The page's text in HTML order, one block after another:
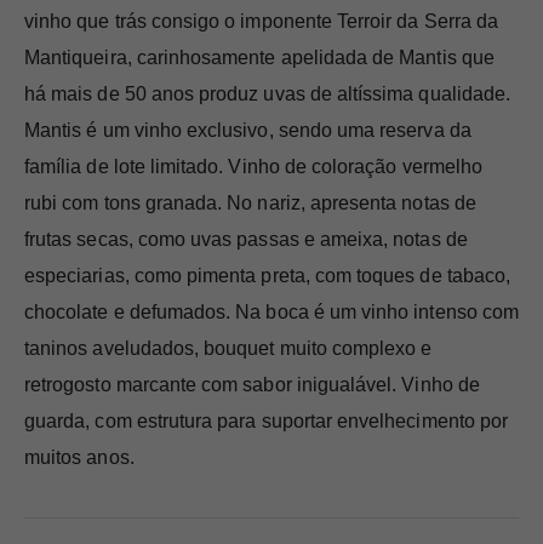
vinho que trás consigo o imponente Terroir da Serra da
Mantiqueira, carinhosamente apelidada de Mantis que
há mais de 50 anos produz uvas de altíssima qualidade.
Mantis é um vinho exclusivo, sendo uma reserva da
família de lote limitado. Vinho de coloração vermelho
rubi com tons granada. No nariz, apresenta notas de
frutas secas, como uvas passas e ameixa, notas de
especiarias, como pimenta preta, com toques de tabaco,
chocolate e defumados. Na boca é um vinho intenso com
taninos aveludados, bouquet muito complexo e
retrogosto marcante com sabor inigualável. Vinho de
guarda, com estrutura para suportar envelhecimento por
muitos anos.